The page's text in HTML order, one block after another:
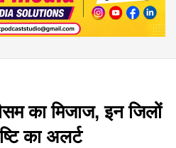
का मिजाज, इन जिलों
का अलर्ट